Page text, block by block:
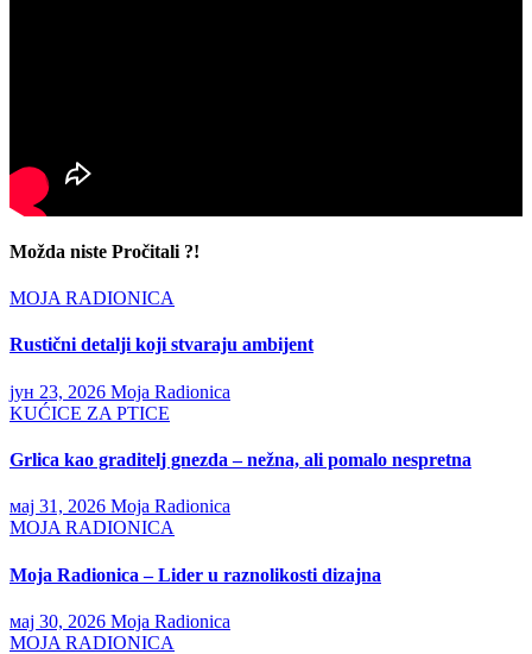
Možda niste Pročitali ?!
MOJA RADIONICA
Rustični detalji koji stvaraju ambijent
јун 23, 2026 Moja Radionica
KUĆICE ZA PTICE
Grlica kao graditelj gnezda – nežna, ali pomalo nespretna
мај 31, 2026 Moja Radionica
MOJA RADIONICA
Moja Radionica – Lider u raznolikosti dizajna
мај 30, 2026 Moja Radionica
MOJA RADIONICA